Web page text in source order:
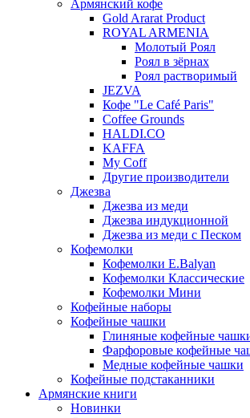
Армянский кофе
Gold Ararat Product
ROYAL ARMENIA
Молотый Роял
Роял в зёрнах
Роял растворимый
JEZVA
Кофе "Le Café Paris"
Coffee Grounds
HALDI.CO
KAFFA
My Coff
Другие производители
Джезва
Джезва из меди
Джезва индукционной
Джезва из меди с Песком
Кофемолки
Кофемолки E.Balyan
Кофемолки Классические
Кофемолки Мини
Кофейные наборы
Кофейные чашки
Глиняные кофейные
Фарфоровые кофейные
Медные кофейные чашки
Кофейные подстаканники
Армянские книги
Новинки